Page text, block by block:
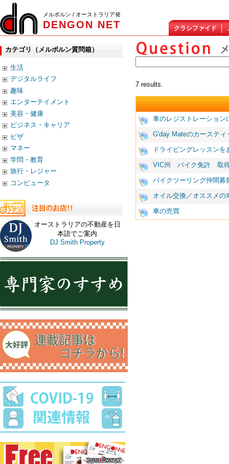
メルボルン / オーストラリア発
DENGON NET クラシファイド
カテゴリ（メルボルン質問箱）
生活
デジタルライフ
趣味
エンターテイメント
美容・健康
ビジネス・キャリア
ビザ
マネー
学問・教育
旅行・レジャー
コンピュータ
オーストラリアの不動産を日
本語でご案内
DJ Smith Property
7 results.
車のレジストレーション
G'day Mateのカースティ
ドライビングレッスンを
VIC州 バイク免許 取
バイクツーリング仲間募
オイル交換／オススメの
車の売買